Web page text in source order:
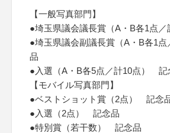
【一般写真部門】
●埼玉県議会議長賞（A・B各1点
●埼玉県議会副議長賞（A・B各1
品
●入選（A・B各5点／計10点） 記
【モバイル写真部門】
●ベストショット賞（2点） 記念
●入選（2点） 記念品
●特別賞（若干数） 記念品